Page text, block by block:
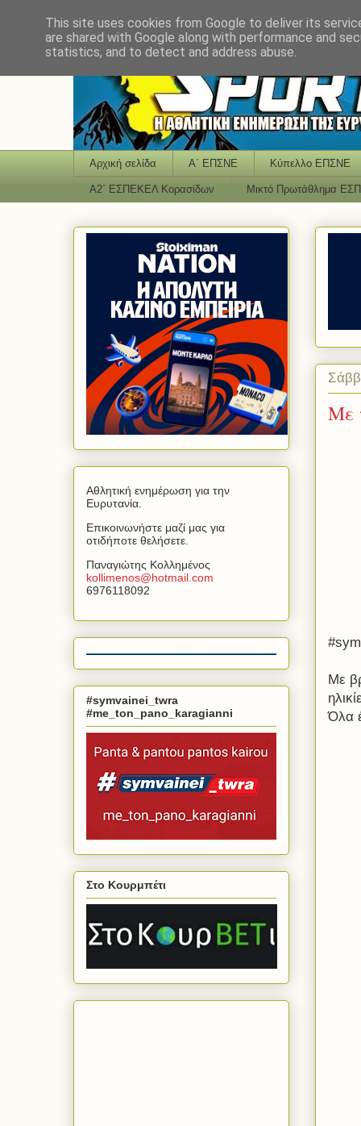
Αρχική σελίδα Α΄ ΕΠΣΝΕ Κύπελλο ΕΠΣΝΕ
Α2΄ ΕΣΠΕΚΕΛ Κορασίδων Μικτό Πρωτάθλημα
Με
Με
Όλα
Αθλητική ενημέρωση για την
Ευρυτανία.
Επικοινωνήστε μαζί μας για
οτιδήποτε θελήσετε.
Παναγιώτης Κολλημένος
kollimenos@hotmail com
6976118092
#symvainei_twra
#me_ton_pano_karagianni
Στο Κουρμπέτι
This site uses cookies from Google to deliver its
are shared with Google along with performance and
statistics, and to detect and address abuse.